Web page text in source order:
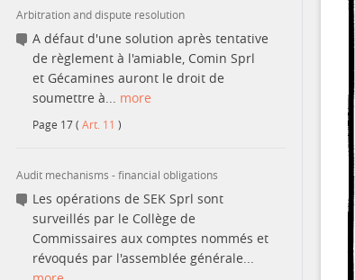
Contact
Arbitration and dispute resolution
A défaut d'une solution après tentative
de règlement à l'amiable, Comin Sprl
et Gécamines auront le droit de
soumettre à... more
Page 17( Art. 11 )
Audit mechanisms - financial obligations
Les opérations de SEK Sprl sont
surveillés par le Collège de
Commissaires aux comptes nommés et
révoqués par l'assemblée générale...